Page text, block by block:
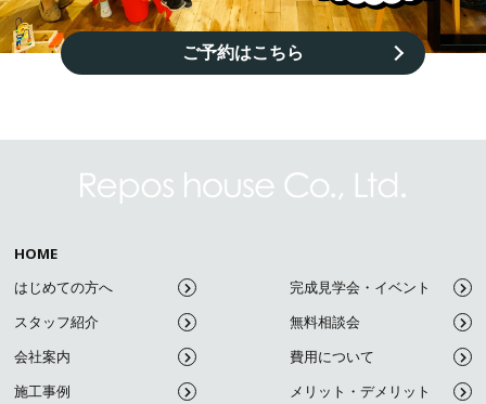
ご予約はこちら
HOME
はじめての方へ
スタッフ紹介
会社案内
施工事例
完成見学会・イベント
無料相談会
費用について
メリット・デメリット